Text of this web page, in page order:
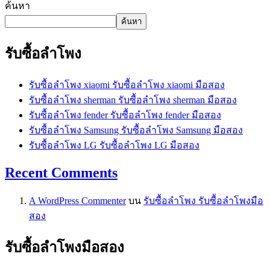
ค้นหา
ค้นหา
รับซื้อลำโพง
รับซื้อลำโพง xiaomi รับซื้อลำโพง xiaomi มือสอง
รับซื้อลำโพง sherman รับซื้อลำโพง sherman มือสอง
รับซื้อลำโพง fender รับซื้อลำโพง fender มือสอง
รับซื้อลำโพง Samsung รับซื้อลำโพง Samsung มือสอง
รับซื้อลำโพง LG รับซื้อลำโพง LG มือสอง
Recent Comments
A WordPress Commenterบน รับซื้อลำโพง รับซื้อลำโพงมือ
สอง
รับซื้อลำโพงมือสอง